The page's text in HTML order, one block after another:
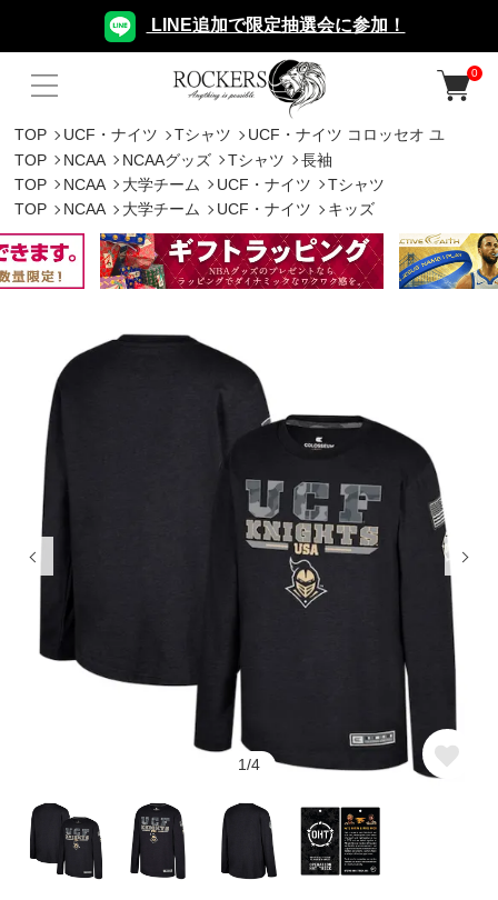
LINE追加で限定抽選会に参加！
0
TOP UCF・ナイツ Tシャツ
UCF・ナイツ コロッセオ ユ
TOP
NCAA NCAAグッズ Tシャツ
長袖
TOP
NCAA 大学チーム UCF・ナイツ
Tシャツ
TOP
NCAA 大学チーム UCF・ナイツ キッズ
1/4